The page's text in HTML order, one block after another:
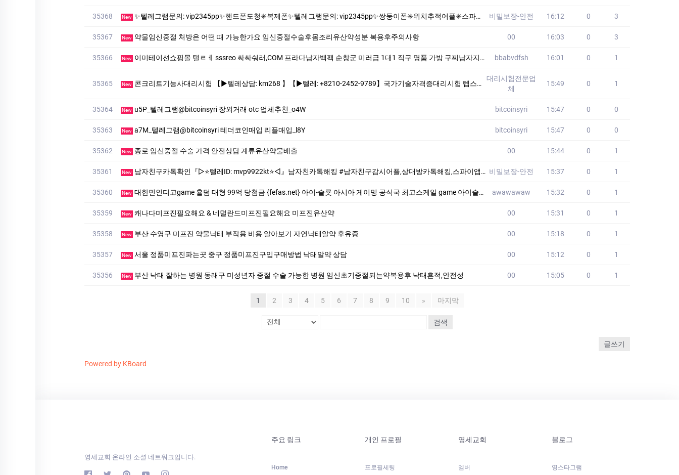
35368 New ✨텔레그램문의: vip2345pp✨핸드폰도청✳️복제폰✨텔레그램문의: vip2345pp✨쌍둥이폰✳️위치추적어플✳️스파이앱➡️핸드폰해킹➡️카톡해킹 바람난남편 바람핀와이프(아내) 혹은 결혼전 배우자 뒷조사 및 불륜#간통#외도증거수집. 비밀보장-안전 16:12 0 3
35367 New 약물임신중절 처방은 어떤 때 가능한가요 임신중절수술후몸조리유산약성분 복용후주의사항 00 16:03 0 3
35366 New 이미테이션쇼핑몰 탤ㄹㅔ sssreo 싸싸숴러,COM 프라다남자백팩 순창군 미러급 1대1 직구 명품 가방 구찌남자지갑 명품가방브랜드종류 IID bbabvdfsh 16:01 0 1
35365 New 콘크리트기능사대리시험 【▶텔레상담: km268 】【▶텔레: +8210-2452-9789】국가기술자격증대리시험 텝스대리시험 토익대리시험 ✅본 업체는 1:1채팅으로만 상담해드립니다 오픈채팅$텔레채널/그룹 상담한적 없습니다!! 2
대리시험전문업
체
15:49 0 1
35364 New u5P_텔레그램@bitcoinsyri 장외거래 otc 업체추천_o4W bitcoinsyri 15:47 0 0
35363 New a7M_텔레그램@bitcoinsyri 테더코인매입 리플매입_l8Y bitcoinsyri 15:47 0 0
35362 New 종로 임신중절 수술 가격 안전상담 계류유산약물배출 00 15:44 0 1
35361 New 남자친구카톡확인『▷⭐텔레ID: mvp9922kt⭐◁』남자친카톡해킹 #남자친구감시어플,상대방카톡해킹,스파이앱,인스타그램해킹,카카오톡해킹,스파이앱의뢰.위치추적.스마트폰해킹확인 ✨⎝⎝실시간 데이터 업데이트 최고수준 해커 다수보요 비밀보장-안전 15:37 0 1
35360 New 대한민인디­고ga­me 횰덤 대형 99억 당첨금 {fefas.net} 아이-슬룟 아시아 게이밍 공식국 최고스케일 ga­me 아이슬룟(is­lot asia-asia) 공식에이전시 99억잭­팟이 터져요~ awawawaw 15:32 0 1
35359 New 캐나다미프진필요해요 & 네덜란드미프진필요해요 미­프진유산약 00 15:31 0 1
35358 New 부산 수영구 미프진 약물낙태 부작용 비용 알아보기 자연낙­태알약 후유증 00 15:18 0 1
35357 New 서울 정품미프진파는곳 중구 정품미프진구입구매방법 낙­태알약 상담 00 15:12 0 1
35356 New 부산 낙태 잘하는 병원 동래구 미성년자 중절 수술 가능한 병원 임신초기중절되는약복용후 낙태흔적,안전성 00 15:05 0 1
1 2 3 4 5 6 7 8 9 10 » 마지막
검색
글쓰기
Powered by KBoard
영세교회 온라인 소셜 네트워크입니다.
주요 링크
Home
개인 프로필
프로필세팅
영세교회
멤버
블로그
영스타그램